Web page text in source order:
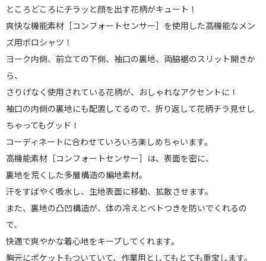
ところどころにチラッと顔を出す花柄がキュート！
爽快な機能素材［コンフォートセンサー］を使用した高機能なメン
ズ用ポロシャツ！
ヨーク内側、前立ての下側、袖口の裏地、両脇裾のスリット開きか
ら、
さりげなく使用されている花柄が、おしゃれなアクセントに！
袖口の内側の裏地にも配置してるので、折り返して花柄チラ見せし
ちゃってもグッド！
コーディネートに合わせていろいろ楽しめちゃいます。
高機能素材［コンフォートセンサー］は、表面を密に、
裏地を荒くした多層構造の編地素材。
汗をすばやく吸水し、生地表面に移動、拡散させます。
また、裏地の凸凹構造が、体の冷えとベトつきを防いでくれるの
で、
快適で爽やかな着心地をキープしてくれます。
胸元にポケットもついていて、作業用としてもとても重宝します。